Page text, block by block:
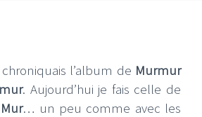
l’album de Murmur
. Aujourd’hui je fais celle de
Mur… un peu comme avec les